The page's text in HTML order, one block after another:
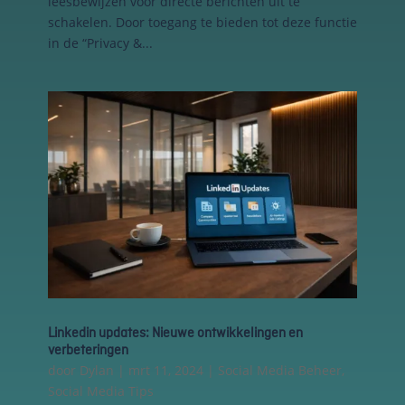
schakelen. Door toegang te bieden tot deze functie
in de “Privacy &...
Linkedin updates: Nieuwe ontwikkelingen en
verbeteringen
door Dylan | mrt 11, 2024| Social Media Beheer,
Social Media Tips
keuzes van
onthouden om
personaliseren.
Schakel
analytische
Deze
cookies
helpen ons
te begrijpen
hoe
omgaan met
onze
website,
fouten